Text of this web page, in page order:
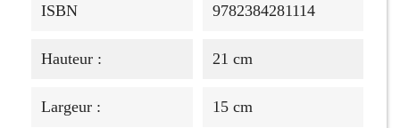
ISBN 9782384281114
Hauteur : 21 cm
Largeur : 15 cm